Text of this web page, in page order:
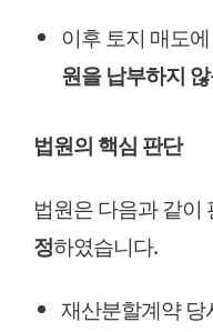
이후 토지 매도
원을 납부하지
법원의 핵심 판단
법원은 다음과 같이
정하였습니다.
재산분할계약 당